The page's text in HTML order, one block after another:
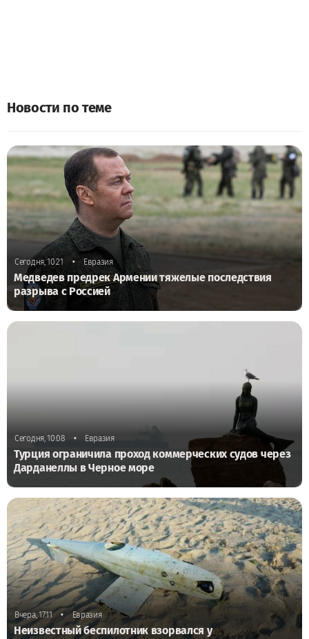
Новости по теме
Сегодня, 10:21 • Евразия
Медведев предрек Армении тяжелые последствия
разрыва с Россией
Сегодня, 10:08 • Евразия
Турция ограничила проход коммерческих судов через
Дарданеллы в Черное море
Вчера, 17:11 • Евразия
Неизвестный беспилотник взорвался у